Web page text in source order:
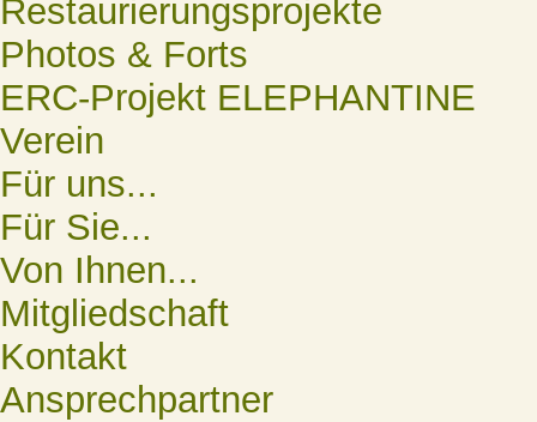
Restaurierungsprojekte
Photos & Forts
ERC-Projekt ELEPHANTINE
Verein
Für uns...
Für Sie...
Von Ihnen...
Mitgliedschaft
Kontakt
Ansprechpartner